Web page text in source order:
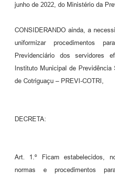
junho de 2022, do Ministério da
CONSIDERANDO ainda, a
uniformizar procedimentos
Previdenciário dos servidores
Instituto Municipal de
de Cotriguaçu – PREVI-COTRI,
DECRETA:
Art. 1.º Ficam estabelecidos,
normas e procedimentos